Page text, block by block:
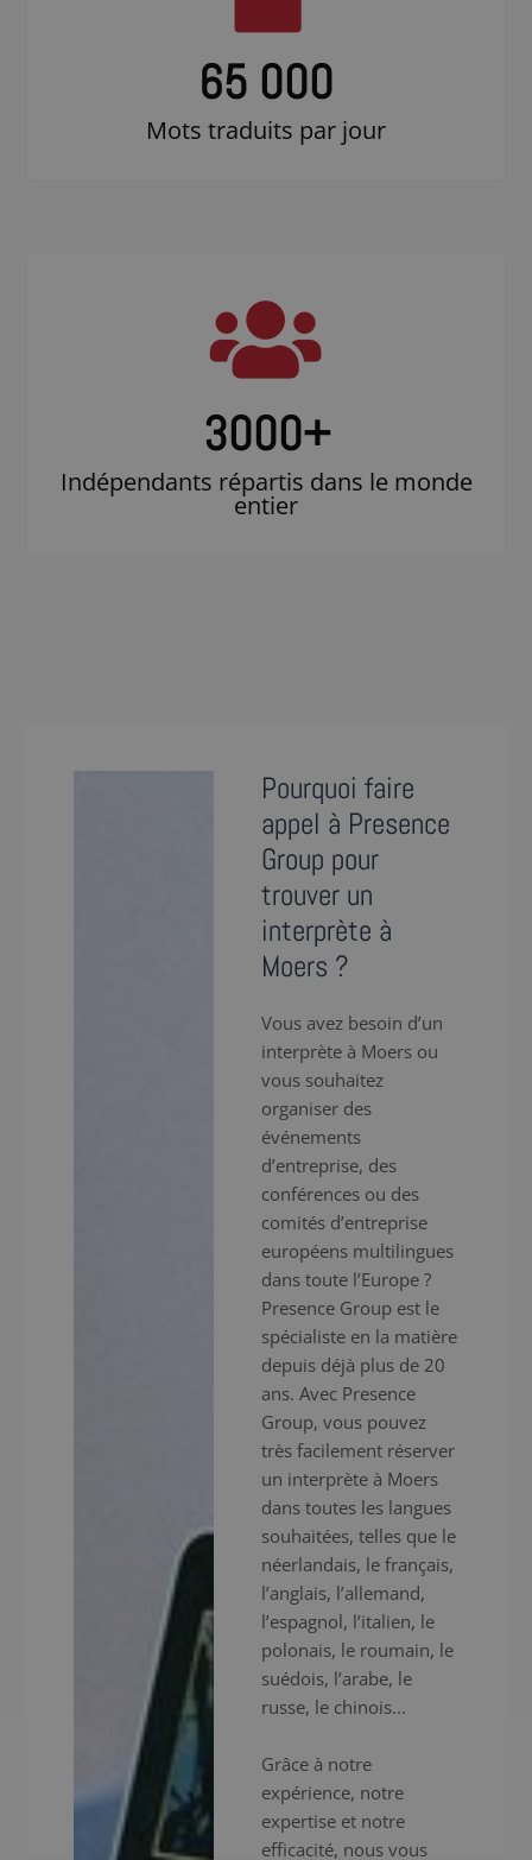
65 000
Mots traduits par jour
3000+
Indépendants répartis dans le monde
entier
Pourquoi faire
appel à Presence
Group pour
trouver un
interprète à
Moers ?
Vous avez besoin d’un
interprète à Moers ou
vous souhaitez
organiser des
événements
d’entreprise, des
conférences ou des
comités d’entreprise
européens multilingues
dans toute l’Europe ?
Presence Group est le
spécialiste en la matière
depuis déjà plus de 20
ans. Avec Presence
Group, vous pouvez
très facilement réserver
un interprète à Moers
dans toutes les langues
souhaitées, telles que le
néerlandais, le français,
l’anglais, l’allemand,
l’espagnol, l’italien, le
polonais, le roumain, le
suédois, l’arabe, le
russe, le chinois...
Grâce à notre
expérience, notre
expertise et notre
efficacité, nous vous